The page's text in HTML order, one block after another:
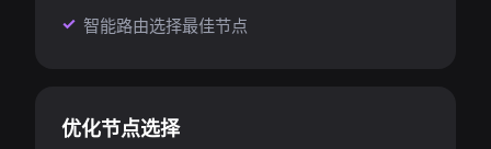
智能路由选择最佳节点
优化节点选择